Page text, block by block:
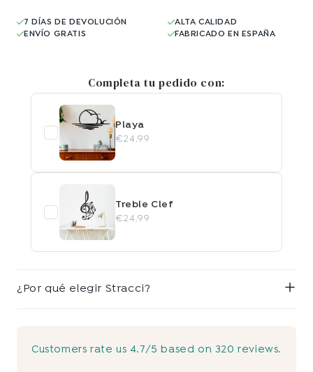
7 DÍAS DE DEVOLUCIÓN
ALTA CALIDAD
ENVÍO GRATIS
FABRICADO EN ESPAÑA
Completa tu pedido con:
Playa
€24.99
Treble Clef
€24.99
¿Por qué elegir Stracci?
Customers rate us 4.7/5 based on 320 reviews.